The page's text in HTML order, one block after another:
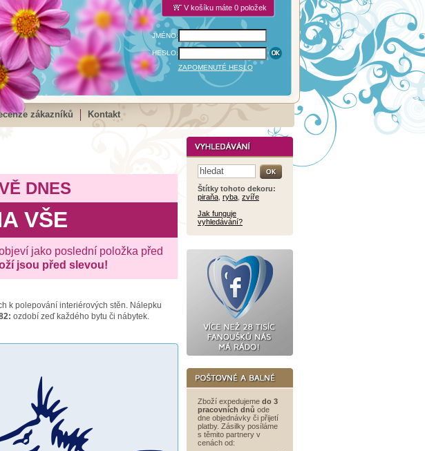
V košíku máte 0 položek
JMÉNO:
HESLO:
ZAPOMENUTÉ HESLO
zákazníků Kontakt
DNES
VŠE
jako poslední položka před
jsou před slevou!
k polepování interiérových stěn. Nálepku
ozdobí zeď každého bytu či nábytek.
Štítky tohoto dekoru:
piraňa ryba zvíře
Jak funguje
vyhledávání?
Zboží expedujeme do 3
pracovních dnů ode
dne objednávky či přijetí
platby. Zásilky posíláme
s těmito partnery v
cenách od: